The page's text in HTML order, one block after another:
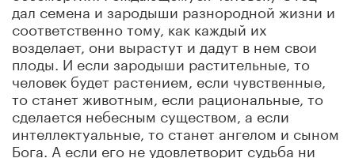
дал семена и зародыши разнородной жизни и
соответственно тому, как каждый их
возделает, они вырастут и дадут в нем свои
плоды. И если зародыши растительные, то
человек будет растением, если чувственные,
то станет животным, если рациональные, то
сделается небесным существом, а если
интеллектуальные, то станет ангелом и сыном
Бога. А если его не удовлетворит судьба ни